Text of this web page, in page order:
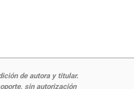
de autora y titular.
sin autorización